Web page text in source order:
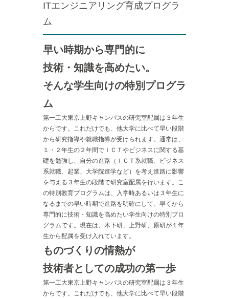
ITエンジニアリング育成プログラ
ム
早い時期から専門的に
技術・知識を高めたい。
そんな学生向けの特別プログラ
ム
第一工大東京上野キャンパスの研究室配属は３年生
からです。これだけでも、他大学に比べて早い段階
から研究指導や就職指導が受けられます。通常は、
１・２年生の２年間でＩＣＴやビジネスに関する基
礎を勉強し、自分の進路（ＩＣＴ系就職、ビジネス
系就職、起業、大学院進学など）を考え進路に影響
を与える３年生の段階で研究室配属を行います。こ
の特別教育プログラムは、入学時あるいは３年生に
なるまでの早い時期で進路を明確にして、早くから
専門的に技術・知識を高めたい学生向けの特別プロ
グラムです。現在は、木下研、上野研、原研が１年
生から配属を受け入れています。
ものづくりの情熱が
技術者としての成功の第一歩
第一工大東京上野キャンパスの研究室配属は３年生
からです。これだけでも、他大学に比べて早い段階